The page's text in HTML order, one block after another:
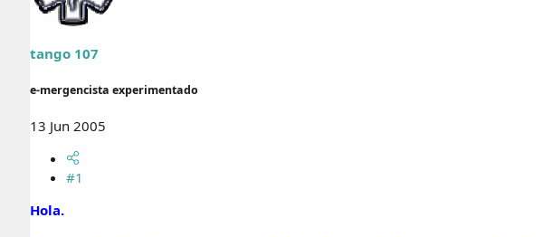
r
l
e
a
tango 107
e-mergencista experimentado
13 Jun 2005
#1
Hola.